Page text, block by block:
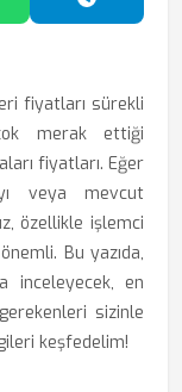
Paylaş
fiyatları sürekli
merak ettiği
fiyatları. Eğer
veya mevcut
özellikle işlemci
Bu yazıda,
inceleyecek, en
sizinle
keşfedelim!